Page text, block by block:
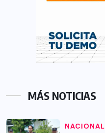
MÁS NOTICIAS
NACIONAL